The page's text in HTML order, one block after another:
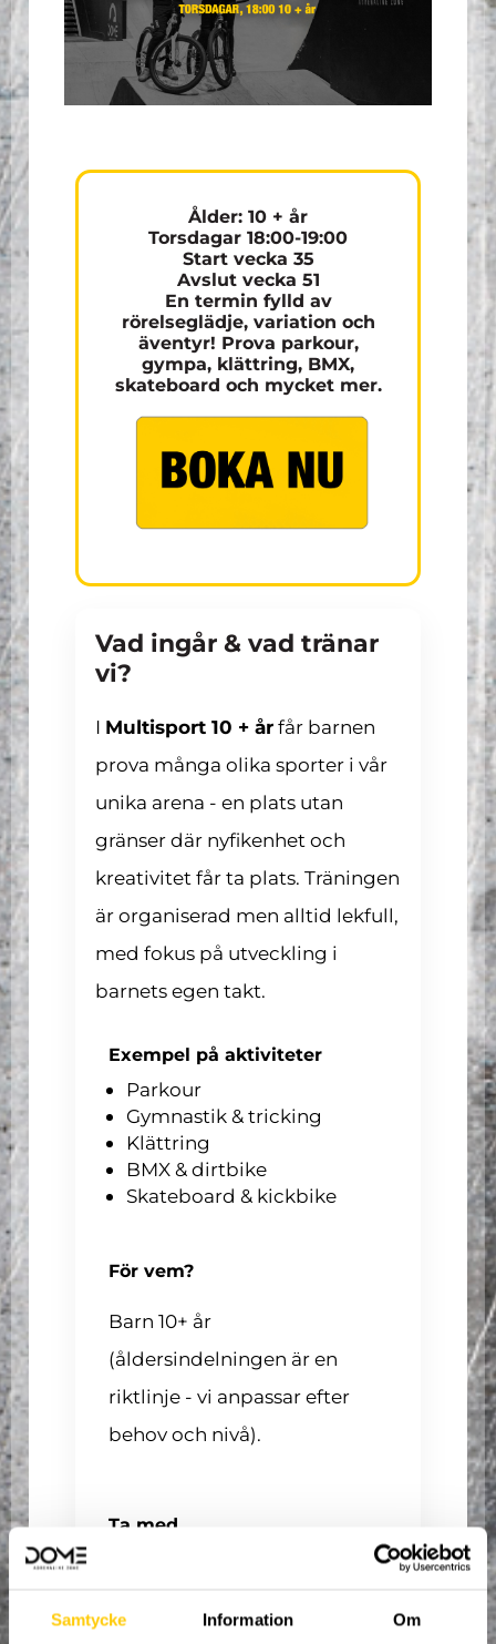
Samtycke Information Om
Ålder: 10 + år
Torsdagar 18:00-19:00
Start vecka 35
Avslut vecka 51
En termin fylld av
rörelseglädje, variation och
äventyr! Prova parkour,
gympa, klättring, BMX,
skateboard och mycket mer.
Vad ingår & vad tränar
vi?
I Multisport 10 + årfår barnen
prova många olika sporter i vår
unika arena - en plats utan
gränser där nyfikenhet och
kreativitet får ta plats. Träningen
är organiserad men alltid lekfull,
med fokus på utveckling i
barnets egen takt.
Exempel på aktiviteter
Parkour
Gymnastik & tricking
Klättring
BMX & dirtbike
Skateboard & kickbike
För vem?
Barn 10+ år
(åldersindelningen är en
riktlinje - vi anpassar efter
behov och nivå).
Ta med
Hårsnodd vid behov